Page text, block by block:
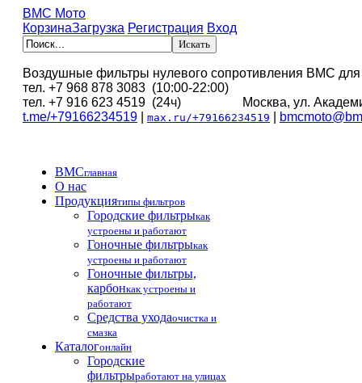
BMC Мото
КорзинаЗагрузка Регистрация Вход
Воздушные фильтры нулевого сопротивления BMC
тел. +7 968 878 3083 (10:00-22:00)
тел. +7 916 623 4519 (24ч) Москва, ул.
t.me/+79166234519
max.ru/+79166234519
BMCглавная
О нас
Продукциятипы фильтров
Городские фильтрыкак
устроены и работают
Гоночные фильтрыкак
устроены и работают
Гоночные фильтры,
карбонкак устроены и
работают
Средства уходаочистка и
смазка
Каталогонлайн
Городские
фильтрыработают на улицах